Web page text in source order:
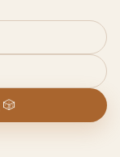
🎲